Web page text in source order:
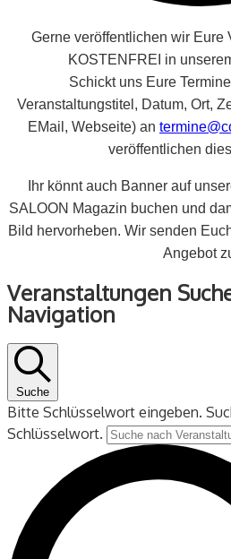
Gerne veröffentlichen wir Eure
KOSTENFREI in
Schickt uns Eure
Veranstaltungstitel, Datum, Ort,
EMail, Webseite) an
veröffentlichen
Ihr könnt auch Banner auf
SALOON Magazin buchen und
Bild hervorheben. Wir senden
Angebot
Veranstaltungen
für
August
2024
Veranstaltungen
Navigation
Suche
Bitte Schlüsselwort eingeben.
Schlüsselwort.